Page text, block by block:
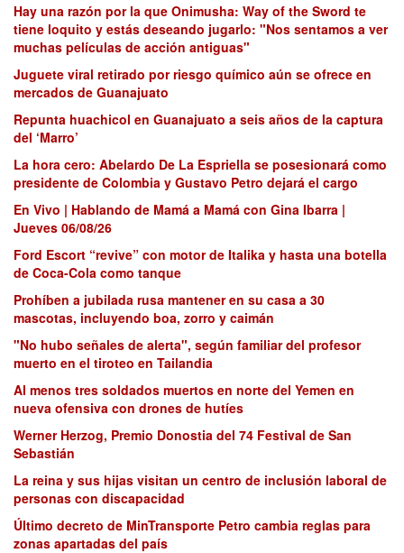
Hay una razón por la que Onimusha: Way of the Sword te
tiene loquito y estás deseando jugarlo: "Nos sentamos a ver
muchas películas de acción antiguas"
Juguete viral retirado por riesgo químico aún se ofrece en
mercados de Guanajuato
Repunta huachicol en Guanajuato a seis años de la captura
del ‘Marro’
La hora cero: Abelardo De La Espriella se posesionará como
presidente de Colombia y Gustavo Petro dejará el cargo
En Vivo | Hablando de Mamá a Mamá con Gina Ibarra |
Jueves 06/08/26
Ford Escort “revive” con motor de Italika y hasta una botella
de Coca-Cola como tanque
Prohíben a jubilada rusa mantener en su casa a 30
mascotas, incluyendo boa, zorro y caimán
"No hubo señales de alerta", según familiar del profesor
muerto en el tiroteo en Tailandia
Al menos tres soldados muertos en norte del Yemen en
nueva ofensiva con drones de hutíes
Werner Herzog, Premio Donostia del 74 Festival de San
Sebastián
La reina y sus hijas visitan un centro de inclusión laboral de
personas con discapacidad
Último decreto de MinTransporte Petro cambia reglas para
zonas apartadas del país